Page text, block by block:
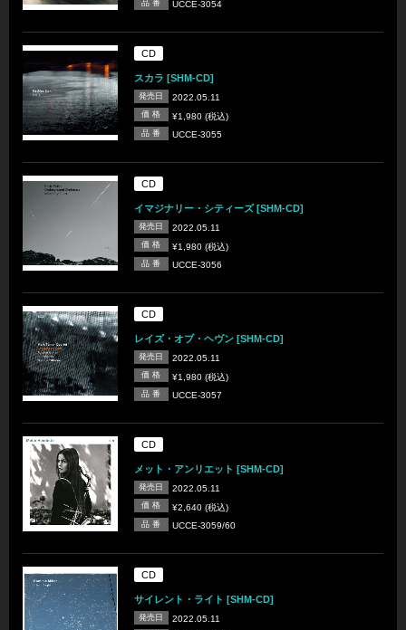
品 番 UCCE-3054
CD
スカラ [SHM-CD]
発売日 2022.05.11
価 格 ¥1,980 (税込)
品 番 UCCE-3055
CD
イマジナリー・シティーズ [SHM-CD]
発売日 2022.05.11
価 格 ¥1,980 (税込)
品 番 UCCE-3056
CD
レイズ・オブ・ヘヴン [SHM-CD]
発売日 2022.05.11
価 格 ¥1,980 (税込)
品 番 UCCE-3057
CD
メット・アンリエット [SHM-CD]
発売日 2022.05.11
価 格 ¥2,640 (税込)
品 番 UCCE-3059/60
CD
サイレント・ライト [SHM-CD]
発売日 2022.05.11